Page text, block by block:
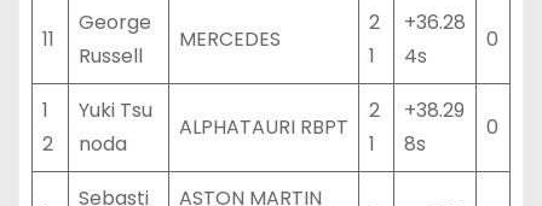
11
George
Russell
MERCEDES
2
1
+36.28
4s
0
1
2
Yuki Tsu
noda
ALPHATAURI RBPT
2
1
+38.29
8s
0
Sebasti
ASTON MARTIN